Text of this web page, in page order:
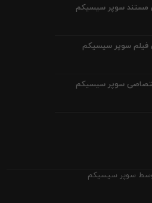
مستند سوپر سیسیکم
فیلم سوپر سیسیکم
سوپر سیسیکم
سوپر سیسیکم